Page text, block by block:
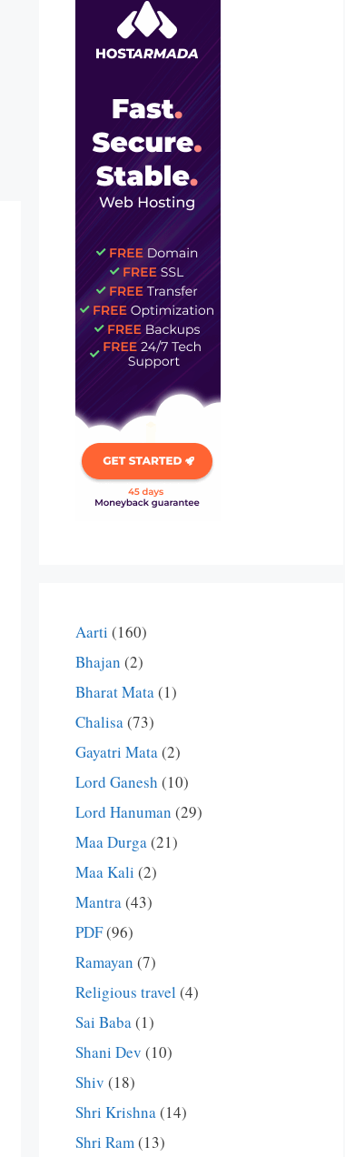
Aarti (160)
Bhajan (2)
Bharat Mata(1)
Chalisa(73)
Gayatri Mata(2)
Lord Ganesh (10)
Lord Hanuman (29)
Maa Durga(21)
Maa Kali (2)
Mantra(43)
PDF(96)
Ramayan (7)
Religious travel (4)
Sai Baba(1)
Shani Dev (10)
Shiv (18)
Shri Krishna(14)
Shri Ram(13)